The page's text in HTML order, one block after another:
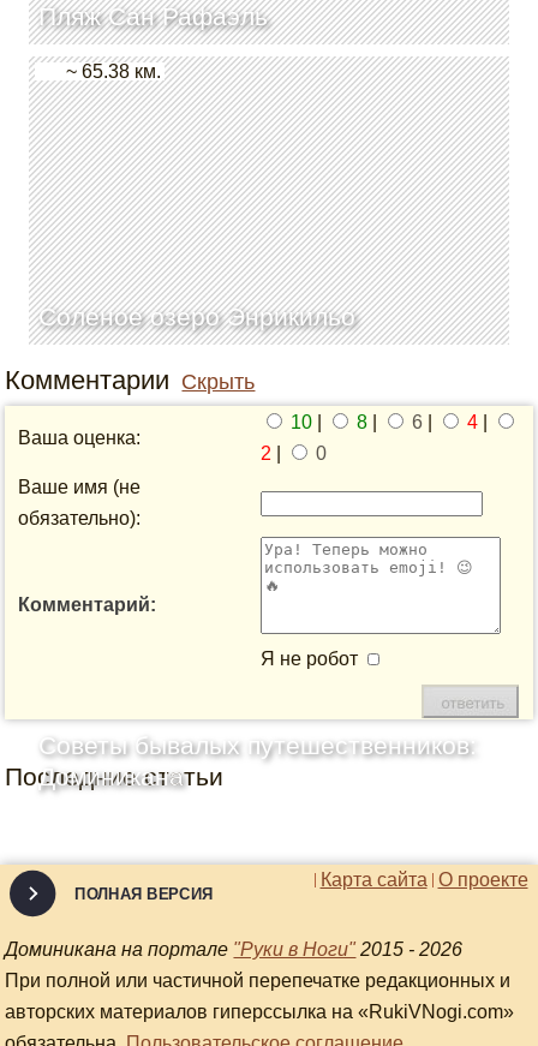
Пляж Сан Рафаэль
Соленое озеро Энрикильо
~ 65.38 км.
Комментарии Скрыть
Ваша оценка:
10 8 6 4
2
0
Ваше имя (не
обязательно):
Комментарий:
Я не робот
Последние статьи
Советы бывалых путешественников:
Доминикана
О проекте
Карта сайта
ПОЛНАЯ ВЕРСИЯ
Доминикана на портале "Руки в Ноги" 2015 - 2026
При полной или частичной перепечатке редакционных и
авторских материалов гиперссылка на «RukiVNogi.com»